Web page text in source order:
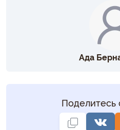
Ада
Поделитесь